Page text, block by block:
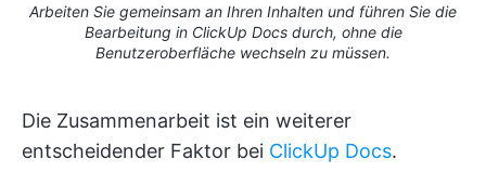
Arbeiten Sie gemeinsam an Ihren Inhalten und führen Sie die
Bearbeitung in ClickUp Docs durch, ohne die
Benutzeroberfläche wechseln zu müssen.
Die Zusammenarbeit ist ein weiterer
entscheidender Faktor bei ClickUp Docs.